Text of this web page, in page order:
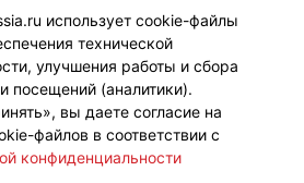
«Анкетолога».
использует cookie-файлы
технической
улучшения работы и сбора
посещений (аналитики).
вы даете согласие на
файлов в соответствии с
конфиденциальности